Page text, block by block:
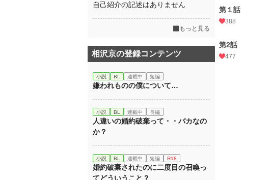
第１話
388
第2話
477
自己紹介の記述はありません
もっと見る
相沢京の登録コンテンツ
小説 BL 連載中 短編
嫌われものの僕について…
小説 BL 連載中 長編
人違いの婚約破棄って・・バカなの
か？
小説 BL 連載中 短編 R18
婚約破棄されたのに二度目の召喚っ
てどういうこと？